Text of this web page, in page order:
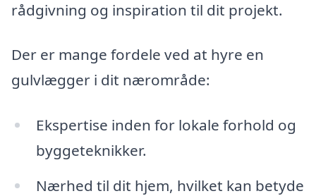
rådgivning og inspiration til dit projekt.
Der er mange fordele ved at hyre en
gulvlægger i dit nærområde:
Ekspertise inden for lokale forhold og
byggeteknikker.
Nærhed til dit hjem, hvilket kan betyde